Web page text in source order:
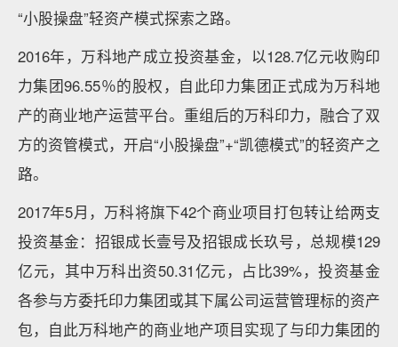
“小股操盘”轻资产模式探索之路。
2016年，万科地产成立投资基金，以128.7亿元收购印
力集团96.55％的股权，自此印力集团正式成为万科地
产的商业地产运营平台。重组后的万科印力，融合了双
方的资管模式，开启“小股操盘”+“凯德模式”的轻资产之
路。
2017年5月，万科将旗下42个商业项目打包转让给两支
投资基金：招银成长壹号及招银成长玖号，总规模129
亿元，其中万科出资50.31亿元，占比39%，投资基金
各参与方委托印力集团或其下属公司运营管理标的资产
包，自此万科地产的商业地产项目实现了与印力集团的